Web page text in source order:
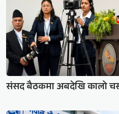
संसद बैठकमा अबदेखि कालो